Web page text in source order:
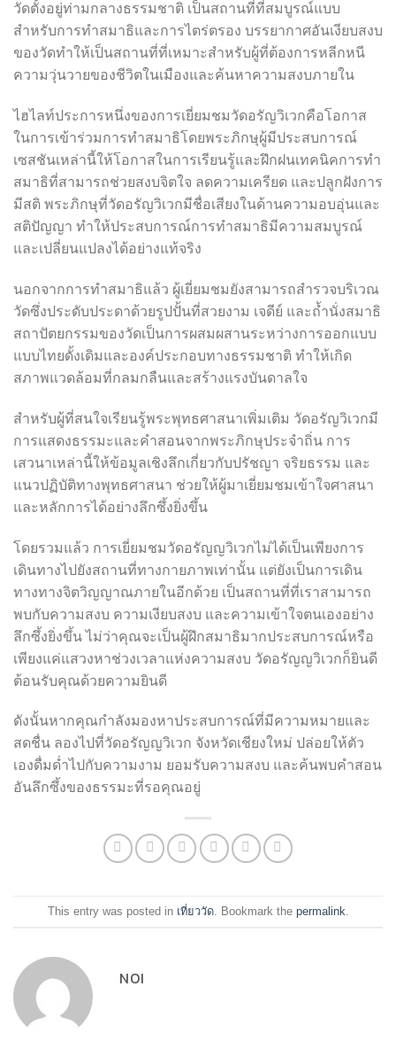
วัดตั้งอยู่ท่ามกลางธรรมชาติ เป็นสถานที่ที่สมบูรณ์แบบ
สำหรับการทำสมาธิและการไตร่ตรอง บรรยากาศอันเงียบสงบ
ของวัดทำให้เป็นสถานที่ที่เหมาะสำหรับผู้ที่ต้องการหลีกหนี
ความวุ่นวายของชีวิตในเมืองและค้นหาความสงบภายใน
ไฮไลท์ประการหนึ่งของการเยี่ยมชมวัดอรัญวิเวกคือโอกาส
ในการเข้าร่วมการทำสมาธิโดยพระภิกษุผู้มีประสบการณ์
เซสชันเหล่านี้ให้โอกาสในการเรียนรู้และฝึกฝนเทคนิคการทำ
สมาธิที่สามารถช่วยสงบจิตใจ ลดความเครียด และปลูกฝังการ
มีสติ พระภิกษุที่วัดอรัญวิเวกมีชื่อเสียงในด้านความอบอุ่นและ
สติปัญญา ทำให้ประสบการณ์การทำสมาธิมีความสมบูรณ์
และเปลี่ยนแปลงได้อย่างแท้จริง
นอกจากการทำสมาธิแล้ว ผู้เยี่ยมชมยังสามารถสำรวจบริเวณ
วัดซึ่งประดับประดาด้วยรูปปั้นที่สวยงาม เจดีย์ และถ้ำนั่งสมาธิ
สถาปัตยกรรมของวัดเป็นการผสมผสานระหว่างการออกแบบ
แบบไทยดั้งเดิมและองค์ประกอบทางธรรมชาติ ทำให้เกิด
สภาพแวดล้อมที่กลมกลืนและสร้างแรงบันดาลใจ
สำหรับผู้ที่สนใจเรียนรู้พระพุทธศาสนาเพิ่มเติม วัดอรัญวิเวกมี
การแสดงธรรมะและคำสอนจากพระภิกษุประจำถิ่น การ
เสวนาเหล่านี้ให้ข้อมูลเชิงลึกเกี่ยวกับปรัชญา จริยธรรม และ
แนวปฏิบัติทางพุทธศาสนา ช่วยให้ผู้มาเยี่ยมชมเข้าใจศาสนา
และหลักการได้อย่างลึกซึ้งยิ่งขึ้น
โดยรวมแล้ว การเยี่ยมชมวัดอรัญญวิเวกไม่ได้เป็นเพียงการ
เดินทางไปยังสถานที่ทางกายภาพเท่านั้น แต่ยังเป็นการเดิน
ทางทางจิตวิญญาณภายในอีกด้วย เป็นสถานที่ที่เราสามารถ
พบกับความสงบ ความเงียบสงบ และความเข้าใจตนเองอย่าง
ลึกซึ้งยิ่งขึ้น ไม่ว่าคุณจะเป็นผู้ฝึกสมาธิมากประสบการณ์หรือ
เพียงแค่แสวงหาช่วงเวลาแห่งความสงบ วัดอรัญญวิเวกก็ยินดี
ต้อนรับคุณด้วยความยินดี
ดังนั้นหากคุณกำลังมองหาประสบการณ์ที่มีความหมายและ
สดชื่น ลองไปที่วัดอรัญญวิเวก จังหวัดเชียงใหม่ ปล่อยให้ตัว
เองดื่มด่ำไปกับความงาม ยอมรับความสงบ และค้นพบคำสอน
อันลึกซึ้งของธรรมะที่รอคุณอยู่
This entry was posted in เที่ยววัด. Bookmark the permalink
NOI